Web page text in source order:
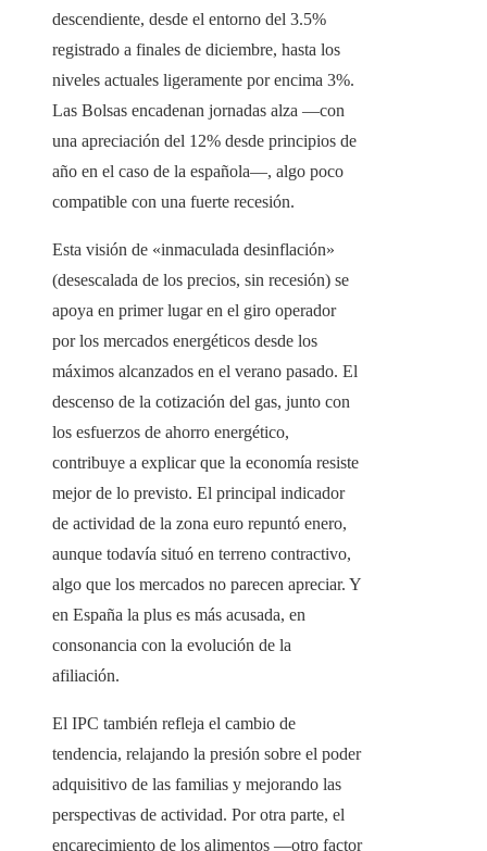
descendiente, desde el entorno del 3.5%
registrado a finales de diciembre, hasta los
niveles actuales ligeramente por encima 3%.
Las Bolsas encadenan jornadas alza —con
una apreciación del 12% desde principios de
año en el caso de la española—, algo poco
compatible con una fuerte recesión.
Esta visión de «inmaculada desinflación»
(desescalada de los precios, sin recesión) se
apoya en primer lugar en el giro operador
por los mercados energéticos desde los
máximos alcanzados en el verano pasado. El
descenso de la cotización del gas, junto con
los esfuerzos de ahorro energético,
contribuye a explicar que la economía resiste
mejor de lo previsto. El principal indicador
de actividad de la zona euro repuntó enero,
aunque todavía situó en terreno contractivo,
algo que los mercados no parecen apreciar. Y
en España la plus es más acusada, en
consonancia con la evolución de la
afiliación.
El IPC también refleja el cambio de
tendencia, relajando la presión sobre el poder
adquisitivo de las familias y mejorando las
perspectivas de actividad. Por otra parte, el
encarecimiento de los alimentos —otro factor